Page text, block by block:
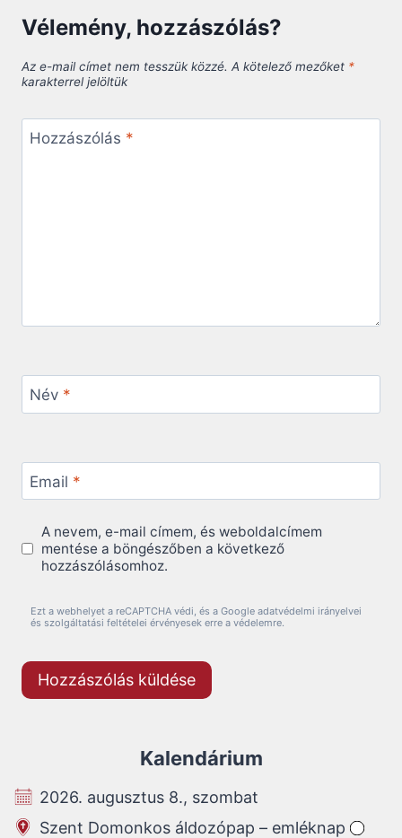
Vélemény, hozzászólás?
Az e-mail címet nem tesszük közzé. A kötelező mezőket *
karakterrel jelöltük
Hozzászólás *
Név *
Email *
A nevem, e-mail címem, és weboldalcímem
mentése a böngészőben a következő
hozzászólásomhoz.
Ezt a webhelyet a reCAPTCHA védi, és a Google adatvédelmi irányelvei
és szolgáltatási feltételei érvényesek erre a védelemre.
Kalendárium
2026. augusztus 8., szombat
Szent Domonkos áldozópap – emléknap